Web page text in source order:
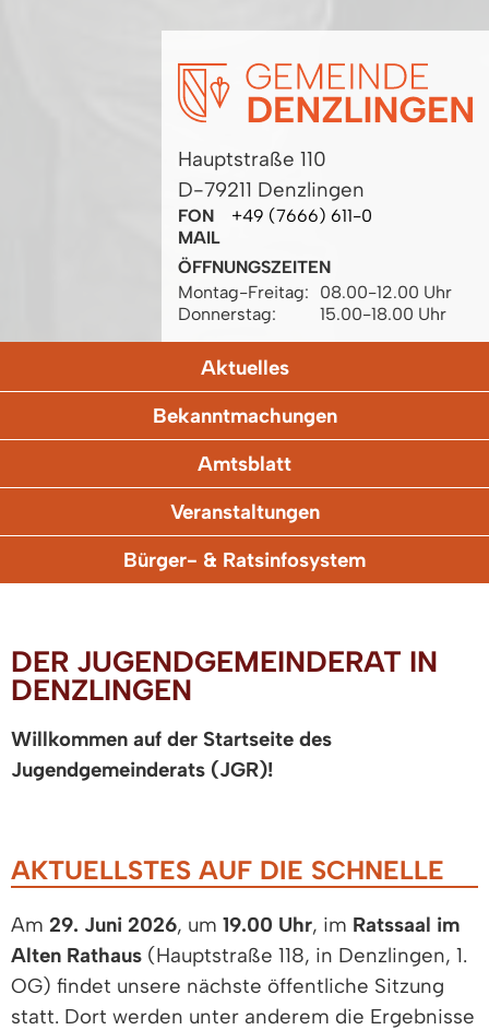
Hauptstraße 110
D-79211 Denzlingen
FON
+49 (7666) 611-0
MAIL
ÖFFNUNGSZEITEN
Montag-Freitag:
08.00-12.00 Uhr
Donnerstag:
15.00-18.00 Uhr
Aktuelles
Bekanntmachungen
Amtsblatt
Veranstaltungen
Bürger- & Ratsinfosystem
DER JUGENDGEMEINDERAT IN
DENZLINGEN
Willkommen auf der Startseite des
Jugendgemeinderats (JGR)!
AKTUELLSTES AUF DIE SCHNELLE
Am 29. Juni 2026, um 19.00 Uhr, im Ratssaal im
Alten Rathaus (Hauptstraße 118, in Denzlingen, 1.
OG) findet unsere nächste öffentliche Sitzung
statt. Dort werden unter anderem die Ergebnisse